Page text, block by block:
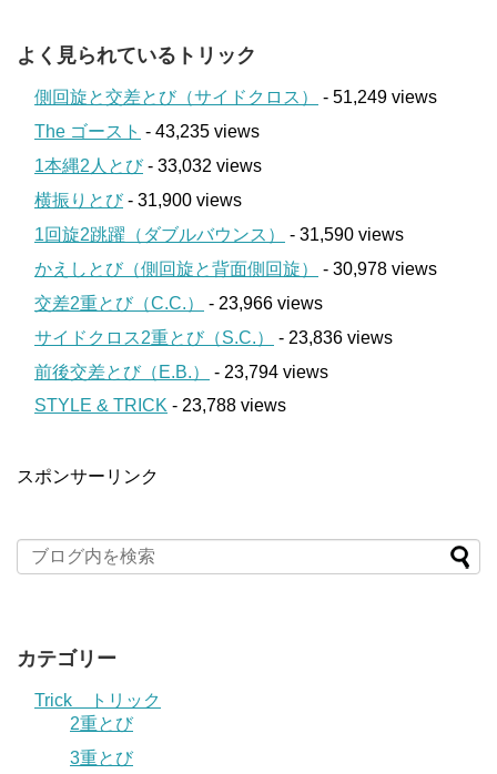
よく見られているトリック
側回旋と交差とび（サイドクロス）
- 51,249 views
The ゴースト - 43,235 views
1本縄2人とび- 33,032 views
横振りとび- 31,900 views
1回旋2跳躍（ダブルバウンス）
- 31,590 views
かえしとび（側回旋と背面側回旋）
- 30,978 views
交差2重とび（C.C.）
- 23,966 views
サイドクロス2重とび（S.C.）
- 23,836 views
前後交差とび（E.B.）
- 23,794 views
STYLE & TRICK - 23,788 views
スポンサーリンク
カテゴリー
Trick トリック
2重とび
3重とび